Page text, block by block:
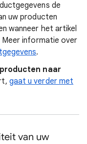
de
uw producten
wanneer het artikel
Meer informatie over
.
naar
gaat u verder met
van uw